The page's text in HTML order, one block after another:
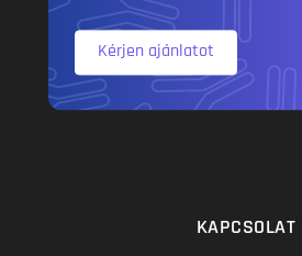
Kérjen ajánlatot
KAPCSOLAT